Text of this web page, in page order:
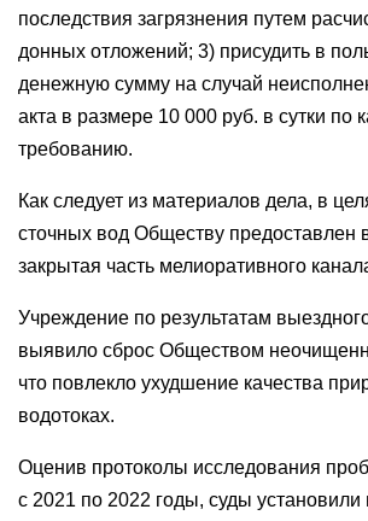
последствия загрязнения путем
донных отложений; 3) присудить в
денежную сумму на случай
акта в размере 10 000 руб. в сутки по
требованию.
Как следует из материалов дела, в
сточных вод Обществу предоставлен
закрытая часть мелиоративного
Учреждение по результатам
выявило сброс Обществом
что повлекло ухудшение качества
водотоках.
Оценив протоколы исследования
с 2021 по 2022 годы, суды установили